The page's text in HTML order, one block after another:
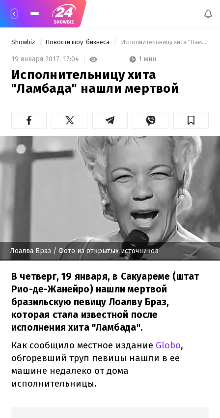
Showbiz Новости шоу-бизнеса Исполнительницу хита "Ламбада" нашли мертвой
19 января 2017, 17:04 1 мин
Исполнительницу хита
"Ламбада" нашли мертвой
Лоалва Браз / Фото из открытых источников
В четверг, 19 января, в Сакуареме (штат
Рио-де-Жанейро) нашли мертвой
бразильскую певицу Лоалву Браз,
которая стала известной после
исполнения хита "Ламбада".
Как сообщило местное издание Globo,
обгоревший труп певицы нашли в ее
машине недалеко от дома
исполнительницы.